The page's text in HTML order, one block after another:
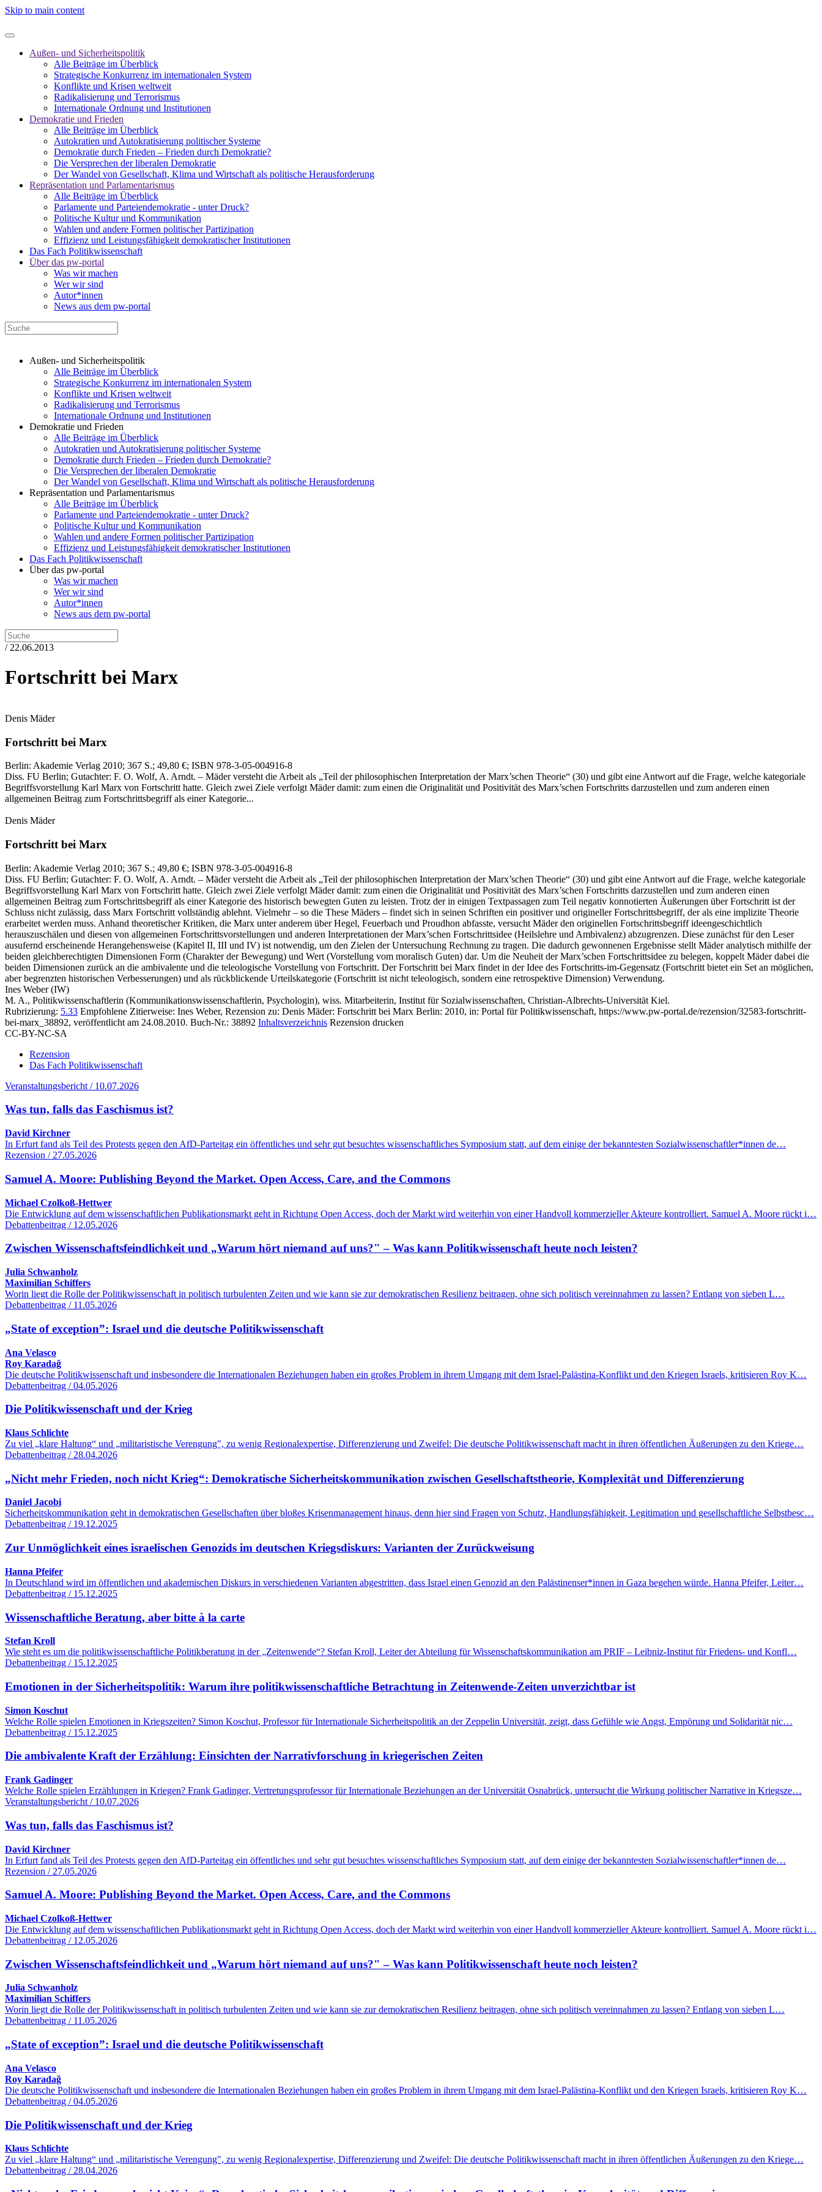
Skip to main content
Außen- und Sicherheitspolitik
Alle Beiträge im Überblick
Strategische Konkurrenz im internationalen System
Konflikte und Krisen weltweit
Radikalisierung und Terrorismus
Internationale Ordnung und Institutionen
Demokratie und Frieden
Alle Beiträge im Überblick
Autokratien und Autokratisierung politischer Systeme
Demokratie durch Frieden – Frieden durch Demokratie?
Die Versprechen der liberalen Demokratie
Der Wandel von Gesellschaft, Klima und Wirtschaft als politische Herausforderung
Repräsentation und Parlamentarismus
Alle Beiträge im Überblick
Parlamente und Parteiendemokratie - unter Druck?
Politische Kultur und Kommunikation
Wahlen und andere Formen politischer Partizipation
Effizienz und Leistungsfähigkeit demokratischer Institutionen
Das Fach Politikwissenschaft
Über das pw-portal
Was wir machen
Wer wir sind
Autor*innen
News aus dem pw-portal
Außen- und Sicherheitspolitik
Alle Beiträge im Überblick
Strategische Konkurrenz im internationalen System
Konflikte und Krisen weltweit
Radikalisierung und Terrorismus
Internationale Ordnung und Institutionen
Demokratie und Frieden
Alle Beiträge im Überblick
Autokratien und Autokratisierung politischer Systeme
Demokratie durch Frieden – Frieden durch Demokratie?
Die Versprechen der liberalen Demokratie
Der Wandel von Gesellschaft, Klima und Wirtschaft als politische Herausforderung
Repräsentation und Parlamentarismus
Alle Beiträge im Überblick
Parlamente und Parteiendemokratie - unter Druck?
Politische Kultur und Kommunikation
Wahlen und andere Formen politischer Partizipation
Effizienz und Leistungsfähigkeit demokratischer Institutionen
Das Fach Politikwissenschaft
Über das pw-portal
Was wir machen
Wer wir sind
Autor*innen
News aus dem pw-portal
/ 22.06.2013
Fortschritt bei Marx
Denis Mäder
Fortschritt bei Marx
Berlin: Akademie Verlag 2010; 367 S.; 49,80 €; ISBN 978-3-05-004916-8
Diss. FU Berlin; Gutachter: F. O. Wolf, A. Arndt. – Mäder versteht die Arbeit als „Teil der philosophischen Interpretation der Marx’schen Theorie“ (30) und gibt eine Antwort auf die Frage, welche kategoriale
Begriffsvorstellung Karl Marx von Fortschritt hatte. Gleich zwei Ziele verfolgt Mäder damit: zum einen die Originalität und Positivität des Marx’schen Fortschritts darzustellen und zum anderen einen
allgemeinen Beitrag zum Fortschrittsbegriff als einer Kategorie...
Denis Mäder
Fortschritt bei Marx
Berlin: Akademie Verlag 2010; 367 S.; 49,80 €; ISBN 978-3-05-004916-8
Diss. FU Berlin; Gutachter: F. O. Wolf, A. Arndt. – Mäder versteht die Arbeit als „Teil der philosophischen Interpretation der Marx’schen Theorie“ (30) und gibt eine Antwort auf die Frage, welche kategoriale
Begriffsvorstellung Karl Marx von Fortschritt hatte. Gleich zwei Ziele verfolgt Mäder damit: zum einen die Originalität und Positivität des Marx’schen Fortschritts darzustellen und zum anderen einen
allgemeinen Beitrag zum Fortschrittsbegriff als einer Kategorie des historisch bewegten Guten zu leisten. Trotz der in einigen Textpassagen zum Teil negativ konnotierten Äußerungen über Fortschritt ist der
Schluss nicht zulässig, dass Marx Fortschritt vollständig ablehnt. Vielmehr – so die These Mäders – findet sich in seinen Schriften ein positiver und origineller Fortschrittsbegriff, der als eine implizite Theorie
erarbeitet werden muss. Anhand theoretischer Kritiken, die Marx unter anderem über Hegel, Feuerbach und Proudhon abfasste, versucht Mäder den originellen Fortschrittsbegriff ideengeschichtlich
herauszuschälen und diesen von allgemeinen Fortschrittsvorstellungen und anderen Interpretationen der Marx’schen Fortschrittsidee (Heilslehre und Ambivalenz) abzugrenzen. Diese zunächst für den Leser
ausufernd erscheinende Herangehensweise (Kapitel II, III und IV) ist notwendig, um den Zielen der Untersuchung Rechnung zu tragen. Die dadurch gewonnenen Ergebnisse stellt Mäder analytisch mithilfe der
beiden gleichberechtigten Dimensionen Form (Charakter der Bewegung) und Wert (Vorstellung vom moralisch Guten) dar. Um die Neuheit der Marx’schen Fortschrittsidee zu belegen, koppelt Mäder dabei die
beiden Dimensionen zurück an die ambivalente und die teleologische Vorstellung von Fortschritt. Der Fortschritt bei Marx findet in der Idee des Fortschritts-im-Gegensatz (Fortschritt bietet ein Set an möglichen,
aber begrenzten historischen Verbesserungen) und als rückblickende Urteilskategorie (Fortschritt ist nicht teleologisch, sondern eine retrospektive Dimension) Verwendung.
Ines Weber (IW)
M. A., Politikwissenschaftlerin (Kommunikationswissenschaftlerin, Psychologin), wiss. Mitarbeiterin, Institut für Sozialwissenschaften, Christian-Albrechts-Universität Kiel.
Rubrizierung: 5.33 Empfohlene Zitierweise: Ines Weber, Rezension zu: Denis Mäder: Fortschritt bei Marx Berlin: 2010, in: Portal für Politikwissenschaft, https://www.pw-portal.de/rezension/32583-fortschritt-
bei-marx_38892, veröffentlicht am 24.08.2010. Buch-Nr.: 38892 Inhaltsverzeichnis Rezension drucken
CC-BY-NC-SA
Rezension
Das Fach Politikwissenschaft
Veranstaltungsbericht / 10.07.2026
Was tun, falls das Faschismus ist?
David Kirchner
In Erfurt fand als Teil des Protests gegen den AfD-Parteitag ein öffentliches und sehr gut besuchtes wissenschaftliches Symposium statt, auf dem einige der bekanntesten Sozialwissenschaftler*innen de…
Rezension / 27.05.2026
Samuel A. Moore: Publishing Beyond the Market. Open Access, Care, and the Commons
Michael Czolkoß-Hettwer
Die Entwicklung auf dem wissenschaftlichen Publikationsmarkt geht in Richtung Open Access, doch der Markt wird weiterhin von einer Handvoll kommerzieller Akteure kontrolliert. Samuel A. Moore rückt i…
Debattenbeitrag / 12.05.2026
Zwischen Wissenschaftsfeindlichkeit und „Warum hört niemand auf uns?" – Was kann Politikwissenschaft heute noch leisten?
Julia Schwanholz
Maximilian Schiffers
Worin liegt die Rolle der Politikwissenschaft in politisch turbulenten Zeiten und wie kann sie zur demokratischen Resilienz beitragen, ohne sich politisch vereinnahmen zu lassen? Entlang von sieben L…
Debattenbeitrag / 11.05.2026
„State of exception”: Israel und die deutsche Politikwissenschaft
Ana Velasco
Roy Karadağ
Die deutsche Politikwissenschaft und insbesondere die Internationalen Beziehungen haben ein großes Problem in ihrem Umgang mit dem Israel-Palästina-Konflikt und den Kriegen Israels, kritisieren Roy K…
Debattenbeitrag / 04.05.2026
Die Politikwissenschaft und der Krieg
Klaus Schlichte
Zu viel „klare Haltung“ und „militaristische Verengung", zu wenig Regionalexpertise, Differenzierung und Zweifel: Die deutsche Politikwissenschaft macht in ihren öffentlichen Äußerungen zu den Kriege…
Debattenbeitrag / 28.04.2026
„Nicht mehr Frieden, noch nicht Krieg“: Demokratische Sicherheitskommunikation zwischen Gesellschaftstheorie, Komplexität und Differenzierung
Daniel Jacobi
Sicherheitskommunikation geht in demokratischen Gesellschaften über bloßes Krisenmanagement hinaus, denn hier sind Fragen von Schutz, Handlungsfähigkeit, Legitimation und gesellschaftliche Selbstbesc…
Debattenbeitrag / 19.12.2025
Zur Unmöglichkeit eines israelischen Genozids im deutschen Kriegsdiskurs: Varianten der Zurückweisung
Hanna Pfeifer
In Deutschland wird im öffentlichen und akademischen Diskurs in verschiedenen Varianten abgestritten, dass Israel einen Genozid an den Palästinenser*innen in Gaza begehen würde. Hanna Pfeifer, Leiter…
Debattenbeitrag / 15.12.2025
Wissenschaftliche Beratung, aber bitte à la carte
Stefan Kroll
Wie steht es um die politikwissenschaftliche Politikberatung in der „Zeitenwende“? Stefan Kroll, Leiter der Abteilung für Wissenschaftskommunikation am PRIF – Leibniz-Institut für Friedens- und Konfl…
Debattenbeitrag / 15.12.2025
Emotionen in der Sicherheitspolitik: Warum ihre politikwissenschaftliche Betrachtung in Zeitenwende-Zeiten unverzichtbar ist
Simon Koschut
Welche Rolle spielen Emotionen in Kriegszeiten? Simon Koschut, Professor für Internationale Sicherheitspolitik an der Zeppelin Universität, zeigt, dass Gefühle wie Angst, Empörung und Solidarität nic…
Debattenbeitrag / 15.12.2025
Die ambivalente Kraft der Erzählung: Einsichten der Narrativforschung in kriegerischen Zeiten
Frank Gadinger
Welche Rolle spielen Erzählungen in Kriegen? Frank Gadinger, Vertretungsprofessor für Internationale Beziehungen an der Universität Osnabrück, untersucht die Wirkung politischer Narrative in Kriegsze…
Veranstaltungsbericht / 10.07.2026
Was tun, falls das Faschismus ist?
David Kirchner
In Erfurt fand als Teil des Protests gegen den AfD-Parteitag ein öffentliches und sehr gut besuchtes wissenschaftliches Symposium statt, auf dem einige der bekanntesten Sozialwissenschaftler*innen de…
Rezension / 27.05.2026
Samuel A. Moore: Publishing Beyond the Market. Open Access, Care, and the Commons
Michael Czolkoß-Hettwer
Die Entwicklung auf dem wissenschaftlichen Publikationsmarkt geht in Richtung Open Access, doch der Markt wird weiterhin von einer Handvoll kommerzieller Akteure kontrolliert. Samuel A. Moore rückt i…
Debattenbeitrag / 12.05.2026
Zwischen Wissenschaftsfeindlichkeit und „Warum hört niemand auf uns?" – Was kann Politikwissenschaft heute noch leisten?
Julia Schwanholz
Maximilian Schiffers
Worin liegt die Rolle der Politikwissenschaft in politisch turbulenten Zeiten und wie kann sie zur demokratischen Resilienz beitragen, ohne sich politisch vereinnahmen zu lassen? Entlang von sieben L…
Debattenbeitrag / 11.05.2026
„State of exception”: Israel und die deutsche Politikwissenschaft
Ana Velasco
Roy Karadağ
Die deutsche Politikwissenschaft und insbesondere die Internationalen Beziehungen haben ein großes Problem in ihrem Umgang mit dem Israel-Palästina-Konflikt und den Kriegen Israels, kritisieren Roy K…
Debattenbeitrag / 04.05.2026
Die Politikwissenschaft und der Krieg
Klaus Schlichte
Zu viel „klare Haltung“ und „militaristische Verengung", zu wenig Regionalexpertise, Differenzierung und Zweifel: Die deutsche Politikwissenschaft macht in ihren öffentlichen Äußerungen zu den Kriege…
Debattenbeitrag / 28.04.2026